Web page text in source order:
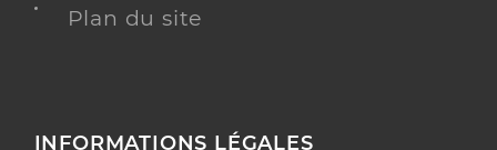
Plan du site
INFORMATIONS LÉGALES